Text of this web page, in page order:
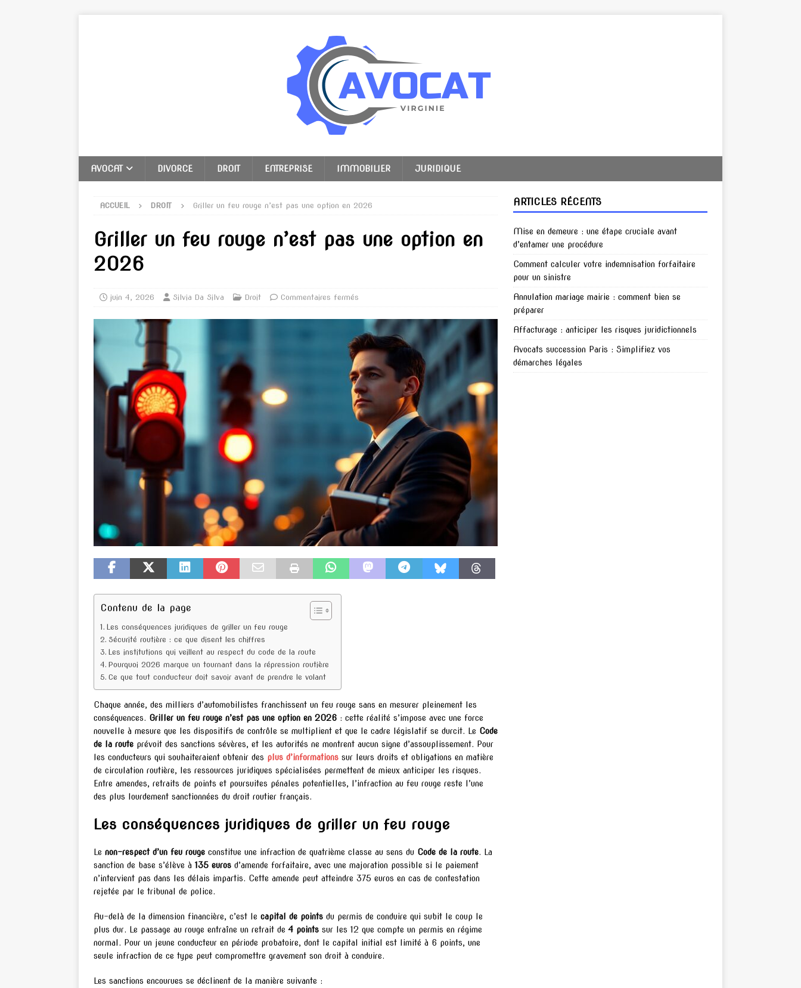
AVOCAT DIVORCE DROIT ENTREPRISE IMMOBILIER JURIDIQUE
ACCUEIL DROIT Griller un feu rouge n’est pas une option en 2026
Griller un feu rouge n’est pas une option en
2026
juin 4, 2026 Silvia Da Silva Droit Commentaires fermés
Contenu de la page
Les conséquences juridiques de griller un feu rouge
Sécurité routière : ce que disent les chiffres
Les institutions qui veillent au respect du code de la route
Pourquoi 2026 marque un tournant dans la répression routière
Ce que tout conducteur doit savoir avant de prendre le volant
Chaque année, des milliers d’automobilistes franchissent un feu rouge sans en mesurer pleinement les
conséquences. Griller un feu rouge n’est pas une option en 2026 : cette réalité s’impose avec une force
nouvelle à mesure que les dispositifs de contrôle se multiplient et que le cadre législatif se durcit. Le Code
de la route prévoit des sanctions sévères, et les autorités ne montrent aucun signe d’assouplissement. Pour
les conducteurs qui souhaiteraient obtenir des plus d’informations sur leurs droits et obligations en matière
de circulation routière, les ressources juridiques spécialisées permettent de mieux anticiper les risques.
Entre amendes, retraits de points et poursuites pénales potentielles, l’infraction au feu rouge reste l’une
des plus lourdement sanctionnées du droit routier français.
Les conséquences juridiques de griller un feu rouge
Le non-respect d’un feu rouge constitue une infraction de quatrième classe au sens du Code de la route. La
sanction de base s’élève à 135 euros d’amende forfaitaire, avec une majoration possible si le paiement
n’intervient pas dans les délais impartis. Cette amende peut atteindre 375 euros en cas de contestation
rejetée par le tribunal de police.
Au-delà de la dimension financière, c’est le capital de points du permis de conduire qui subit le coup le
plus dur. Le passage au rouge entraîne un retrait de4 points sur les 12 que compte un permis en régime
normal. Pour un jeune conducteur en période probatoire, dont le capital initial est limité à 6 points, une
seule infraction de ce type peut compromettre gravement son droit à conduire.
Les sanctions encourues se déclinent de la manière suivante :
ARTICLES RÉCENTS
Mise en demeure : une étape cruciale avant
d’entamer une procédure
Comment calculer votre indemnisation forfaitaire
pour un sinistre
Annulation mariage mairie : comment bien se
préparer
Affacturage : anticiper les risques juridictionnels
Avocats succession Paris : Simplifiez vos
démarches légales